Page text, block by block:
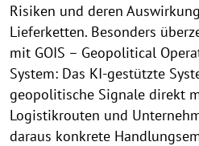
Risiken und deren
Lieferketten. Besonders
mit GOIS – Geopolitical
System: Das KI-gestützte
geopolitische Signale direkt
Logistikrouten und
daraus konkrete